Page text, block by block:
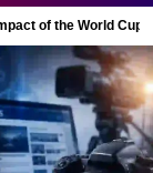
of the World Cup